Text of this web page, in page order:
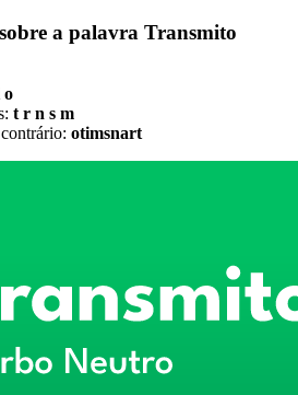
a palavra Transmito
o
t r n s m
otimsnart